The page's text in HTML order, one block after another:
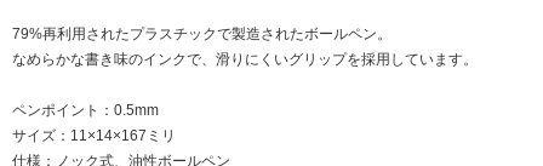
79%再利用されたプラスチックで製造されたボールペン。
なめらかな書き味のインクで、滑りにくいグリップを採用しています。
ペンポイント：0.5mm
サイズ：11×14×167ミリ
仕様：ノック式、油性ボールペン